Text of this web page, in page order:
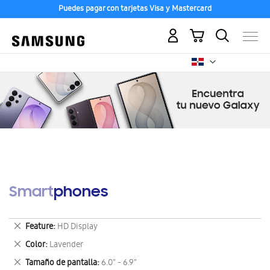
Puedes pagar con tarjetas Visa y Mastercard
Mi carrito
Smartphones
Feature HD Display
Eliminar
este
artículo
Color Lavender
Eliminar
este
Tamaño de pantalla 6.0" - 6.9"
Eliminar